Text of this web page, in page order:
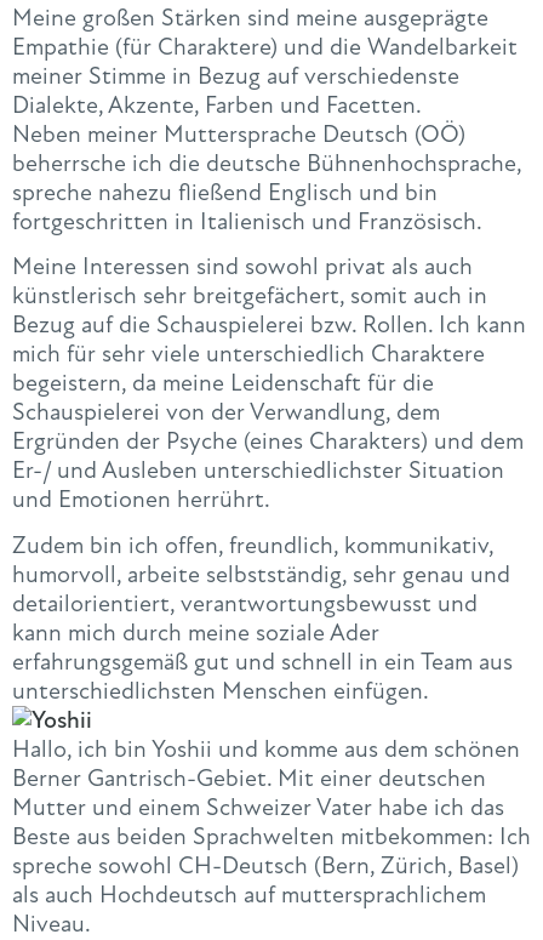
Meine großen Stärken sind meine ausgeprägte
Empathie (für Charaktere) und die Wandelbarkeit
meiner Stimme in Bezug auf verschiedenste
Dialekte, Akzente, Farben und Facetten.
Neben meiner Muttersprache Deutsch (OÖ)
beherrsche ich die deutsche Bühnenhochsprache,
spreche nahezu fließend Englisch und bin
fortgeschritten in Italienisch und Französisch.
Meine Interessen sind sowohl privat als auch
künstlerisch sehr breitgefächert, somit auch in
Bezug auf die Schauspielerei bzw. Rollen. Ich kann
mich für sehr viele unterschiedlich Charaktere
begeistern, da meine Leidenschaft für die
Schauspielerei von der Verwandlung, dem
Ergründen der Psyche (eines Charakters) und dem
Er-/ und Ausleben unterschiedlichster Situation
und Emotionen herrührt.
Zudem bin ich offen, freundlich, kommunikativ,
humorvoll, arbeite selbstständig, sehr genau und
detailorientiert, verantwortungsbewusst und
kann mich durch meine soziale Ader
erfahrungsgemäß gut und schnell in ein Team aus
unterschiedlichsten Menschen einfügen.
Hallo, ich bin Yoshii und komme aus dem schönen
Berner Gantrisch-Gebiet. Mit einer deutschen
Mutter und einem Schweizer Vater habe ich das
Beste aus beiden Sprachwelten mitbekommen: Ich
spreche sowohl CH-Deutsch (Bern, Zürich, Basel)
als auch Hochdeutsch auf muttersprachlichem
Niveau.